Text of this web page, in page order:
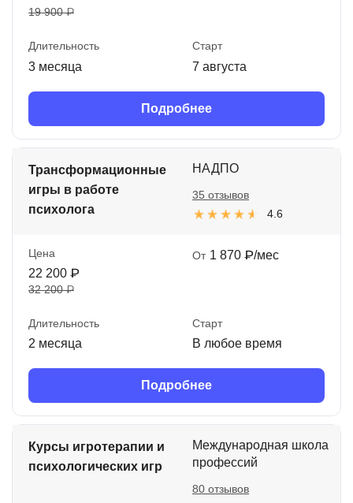
19 900 ₽
Длительность
3 месяца
Старт
7 августа
Подробнее
Трансформационные
игры в работе
психолога
НАДПО
4.6
35 отзывов
Цена
22 200 ₽
32 200 ₽
От 1 870 ₽/мес
Длительность
2 месяца
Старт
В любое время
Подробнее
Курсы игротерапии и
психологических игр
Международная школа
профессий
80 отзывов